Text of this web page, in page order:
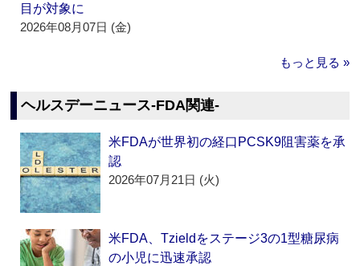
目が対象に
2026年08月07日 (金)
もっと見る »
ヘルスデーニュース‐FDA関連‐
米FDAが世界初の経口PCSK9阻害薬を承
認
2026年07月21日 (火)
米FDA、Tzieldをステージ3の1型糖尿病
の小児に迅速承認